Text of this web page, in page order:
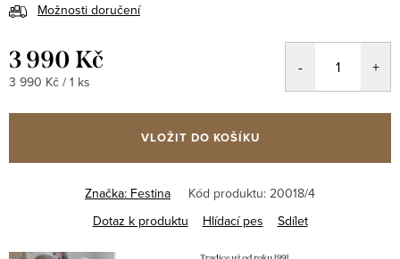
Možnosti doručení
3 990 Kč
Měrná
3 990 Kč / 1 ks
VLOŽIT DO KOŠÍKU
Značka: Festina Kód produktu: 20018/4
Dotaz k produktu
Hlídací pes Sdílet